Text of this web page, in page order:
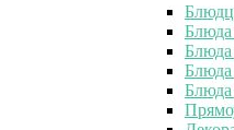
Блюда
Блюда
Блюда
Блюда